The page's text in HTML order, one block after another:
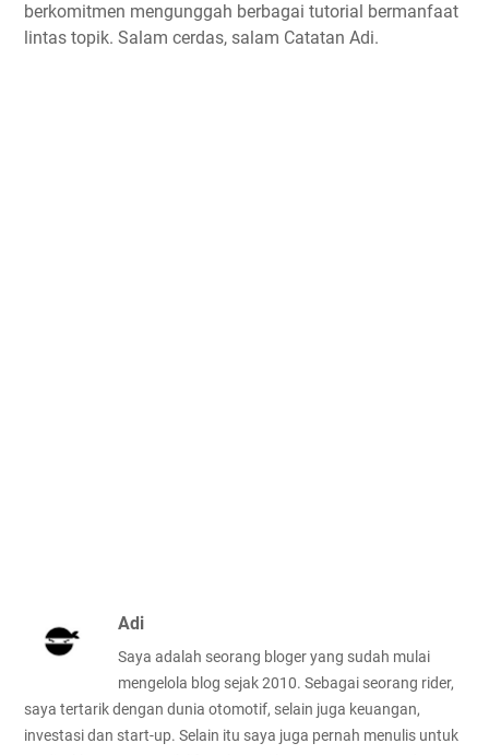
berkomitmen mengunggah berbagai tutorial bermanfaat
lintas topik. Salam cerdas, salam Catatan Adi.
Adi
Saya adalah seorang bloger yang sudah mulai
mengelola blog sejak 2010. Sebagai seorang rider,
saya tertarik dengan dunia otomotif, selain juga keuangan,
investasi dan start-up. Selain itu saya juga pernah menulis untuk